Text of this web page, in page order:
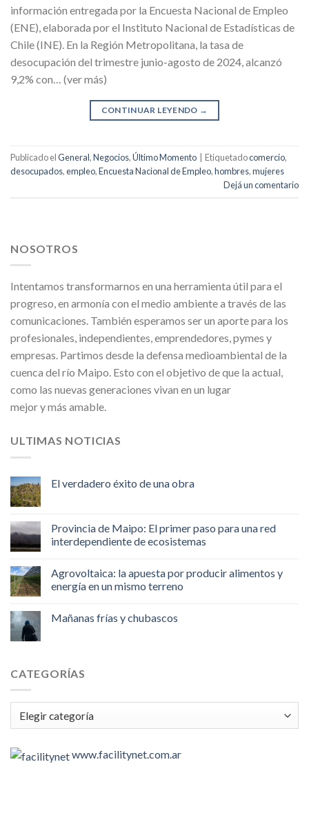
información entregada por la Encuesta Nacional de Empleo
(ENE), elaborada por el Instituto Nacional de Estadísticas de
Chile (INE). En la Región Metropolitana, la tasa de
desocupación del trimestre junio-agosto de 2024, alcanzó
9,2% con… (ver más)
CONTINUAR LEYENDO →
Publicado elGeneral,Negocios,Último Momento Etiquetadocomercio,
desocupados,empleo,Encuesta Nacional de Empleo,hombres,mujeres
Dejá un comentario
NOSOTROS
Intentamos transformarnos en una herramienta útil para el
progreso, en armonía con el medio ambiente a través de las
comunicaciones. También esperamos ser un aporte para los
profesionales, independientes, emprendedores, pymes y
empresas. Partimos desde la defensa medioambiental de la
cuenca del río Maipo. Esto con el objetivo de que la actual,
como las nuevas generaciones vivan en un lugar
mejor y más amable.
ULTIMAS NOTICIAS
El verdadero éxito de una obra
Provincia de Maipo: El primer paso para una red
interdependiente de ecosistemas
Agrovoltaica: la apuesta por producir alimentos y
energía en un mismo terreno
Mañanas frías y chubascos
CATEGORÍAS
www.facilitynet.com.ar